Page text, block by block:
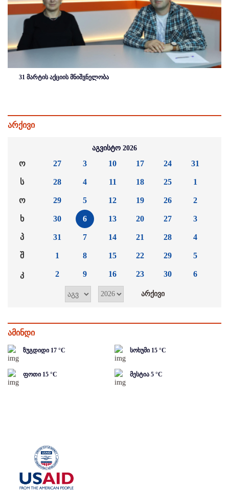
31 მარტის აქციის მნიშვნელობა
არქივი
აგვისტო 2026
ო
ს
ო
ხ
პ
შ
კ
27
28
29
30
31
1
2
3
4
5
6
7
8
9
10
11
12
13
14
15
16
17
18
19
20
21
22
23
24
25
26
27
28
29
30
31
1
2
3
4
5
6
ამინდი
ზუგდიდი 17 °C სოხუმი 15 °C
ფოთი 15 °C მესტია 5 °C